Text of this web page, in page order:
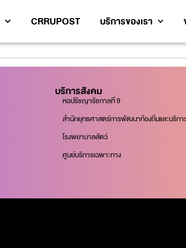
CRRUPOST บริการของเรา
บริการสังคม
หอปรัชญารัชกาลที่ 9
สำนักยุทธศาสตร์การพัฒนาท้องถิ่นและบริกา
โรงพยาบาลสัตว์
ศูนย์บริการเฉพาะทาง